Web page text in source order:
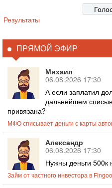
Результаты
ПРЯМОЙ ЭФИР
Михаил
06.08.2026 17:30
А если заплатил
дальнейшем
привязана?
МФО списывает деньги с карты
Александр
06.08.2026 17:30
Нужны деньги 500к
Займ от частного инвестора в